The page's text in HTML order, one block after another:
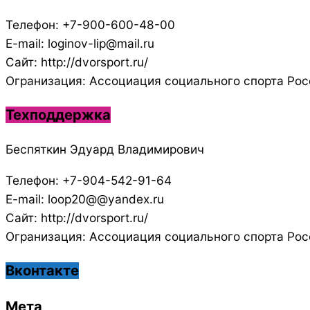
Телефон: +7-900-600-48-00
E-mail: loginov-lip@mail.ru
Сайт: http://dvorsport.ru/
Огранизация: Ассоциация социального спорта
Техподдержка
Беспяткин Эдуард Владимирович
Телефон: +7-904-542-91-64
E-mail: loop20@@yandex.ru
Сайт: http://dvorsport.ru/
Огранизация: Ассоциация социального спорта
Вконтакте
Мета